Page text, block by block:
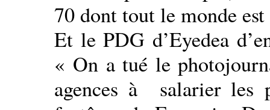
70 dont tout le monde
Et le PDG d’Eyedea
« On a tué le
agences à salarier les